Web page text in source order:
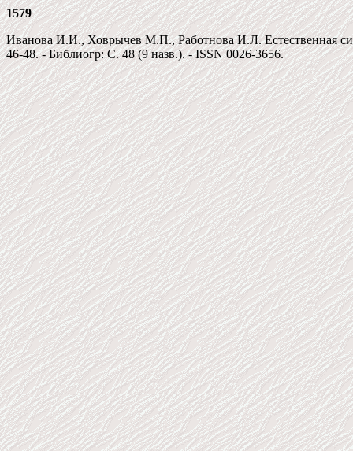
1579
Иванова И.И., Ховрычев М.П., Работнова И.Л. Естественная
46-48. - Библиогр: С. 48 (9 назв.). - ISSN 0026-3656.